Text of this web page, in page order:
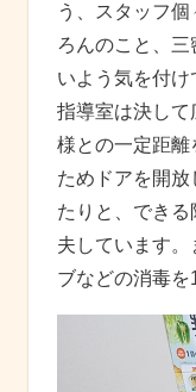
う、スタッフ
ろんのこと、
いよう気を付け
指導室は決し
様との一定距離
ためドアを開
たりと、でき
夫しています。
ブなどの消毒を